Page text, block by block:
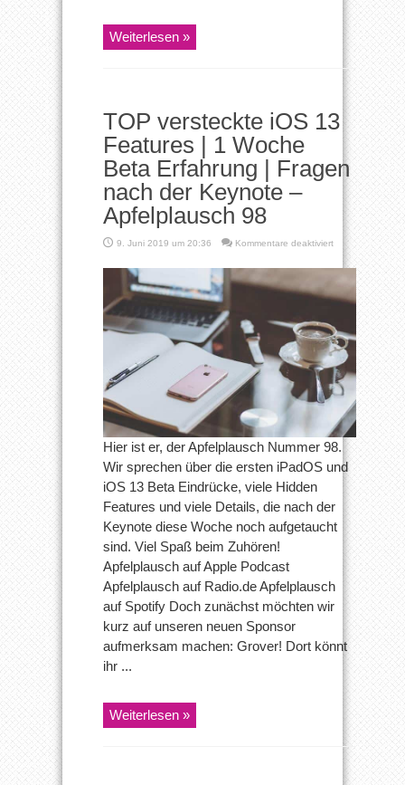
Weiterlesen »
TOP versteckte iOS 13
Features | 1 Woche
Beta Erfahrung | Fragen
nach der Keynote –
Apfelplausch 98
9. Juni 2019 um 20:36 Kommentare deaktiviertfür
TOP
versteckte
iOS
13
| 1
Woche
Beta
Erfahrung
| Fragen
nach
Keynote
–
Apfelplausch
Hier ist er, der Apfelplausch Nummer 98.
Wir sprechen über die ersten iPadOS und
iOS 13 Beta Eindrücke, viele Hidden
Features und viele Details, die nach der
Keynote diese Woche noch aufgetaucht
sind. Viel Spaß beim Zuhören!
Apfelplausch auf Apple Podcast
Apfelplausch auf Radio.de Apfelplausch
auf Spotify Doch zunächst möchten wir
kurz auf unseren neuen Sponsor
aufmerksam machen: Grover! Dort könnt
ihr ...
Weiterlesen »